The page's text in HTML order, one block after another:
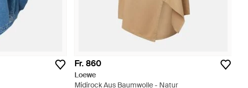
Fr. 860
Loewe
Midirock Aus Baumwolle - Natur